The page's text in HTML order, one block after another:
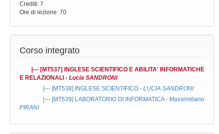
Crediti: 7
Ore di lezione: 70
Corso integrato
|--- [MT537]
INGLESE SCIENTIFICO E ABILITA' INFORMATICHE
E RELAZIONALI - Lucia SANDRONI
|--- [MT538]
INGLESE SCIENTIFICO - LUCIA SANDRONI
|--- [MT539] LABORATORIO DI INFORMATICA- Massimiliano
PIRANI